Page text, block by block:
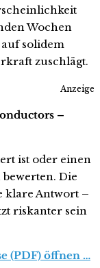
Wochen
solidem
zuschlägt.
Anzeige
–
ist oder einen
Die
klare Antwort –
riskanter sein
(PDF) öffnen …